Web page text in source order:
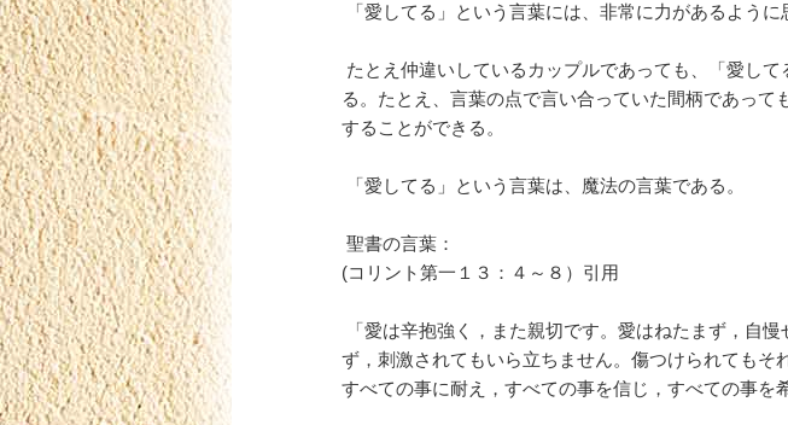
「愛してる」という言葉には、非常に力があるように
たとえ仲違いしているカップルであっても、「愛し
る。たとえ、言葉の点で言い合っていた間柄であっ
することができる。
「愛してる」という言葉は、魔法の言葉である。
聖書の言葉：
(コリント第一１３：４～８）引用
「愛は辛抱強く，また親切です。愛はねたまず，自
ず，刺激されてもいら立ちません。傷つけられてもそ
すべての事に耐え，すべての事を信じ，すべての事を